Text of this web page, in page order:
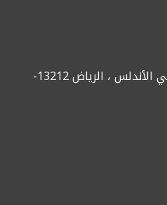
3167 حفصة بنت عمر ، حي الأندلس ، الرياض 13212-